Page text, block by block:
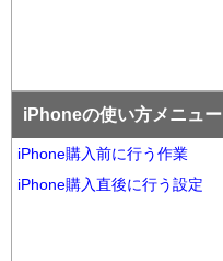
iPhoneの使い方メニュー
iPhone購入前に行う作業
iPhone購入直後に行う設定